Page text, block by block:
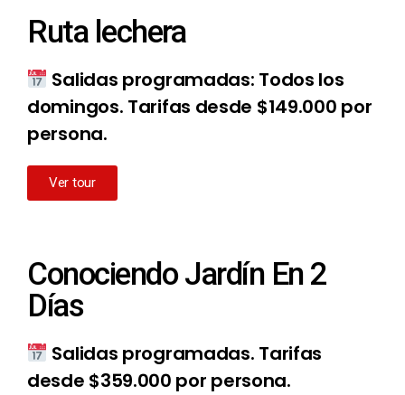
Ruta lechera
Salidas programadas: Todos los
domingos. Tarifas desde $149.000 por
persona.
Ver tour
Conociendo Jardín En 2
Días
Salidas programadas. Tarifas
desde $359.000 por persona.